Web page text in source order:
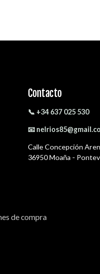
Contacto
📞 +34 637 025 530
📧
Calle Concepción
36950 Moaña -
de compra